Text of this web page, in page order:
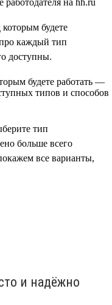
будете
каждый тип
доступны.
тип
больше всего
все варианты,
и надёжно